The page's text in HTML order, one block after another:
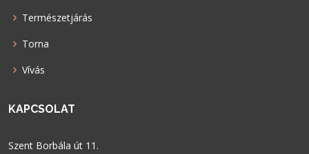
Természetjárás
Torna
Vívás
KAPCSOLAT
Szent Borbála út 11.